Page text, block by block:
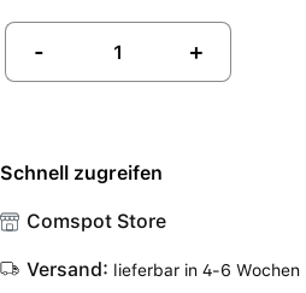
- +
Schnell zugreifen
Comspot Store
Versand: lieferbar in 4-6 Wochen